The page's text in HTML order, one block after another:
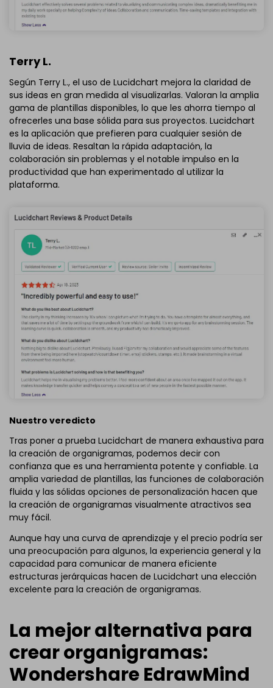
Terry L.
Según Terry L., el uso de Lucidchart mejora la claridad de
sus ideas en gran medida al visualizarlas. Valoran la amplia
gama de plantillas disponibles, lo que les ahorra tiempo al
ofrecerles una base sólida para sus proyectos. Lucidchart
es la aplicación que prefieren para cualquier sesión de
lluvia de ideas. Resaltan la rápida adaptación, la
colaboración sin problemas y el notable impulso en la
productividad que han experimentado al utilizar la
plataforma.
Nuestro veredicto
Tras poner a prueba Lucidchart de manera exhaustiva para
la creación de organigramas, podemos decir con
confianza que es una herramienta potente y confiable. La
amplia variedad de plantillas, las funciones de colaboración
fluida y las sólidas opciones de personalización hacen que
la creación de organigramas visualmente atractivos sea
muy fácil.
Aunque hay una curva de aprendizaje y el precio podría ser
una preocupación para algunos, la experiencia general y la
capacidad para comunicar de manera eficiente
estructuras jerárquicas hacen de Lucidchart una elección
excelente para la creación de organigramas.
La mejor alternativa para
crear organigramas:
Wondershare EdrawMind